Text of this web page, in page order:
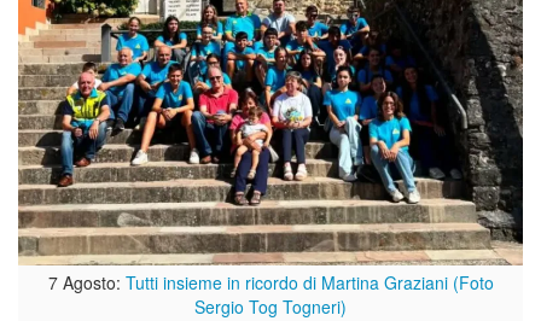
7 Agosto: Tutti insieme in ricordo di Martina Graziani (Foto
Sergio Tog Togneri)